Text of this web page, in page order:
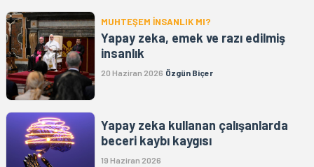
MUHTEŞEM İNSANLIK MI?
Yapay zeka, emek ve razı edilmiş
insanlık
20 Haziran 2026 Özgün Biçer
Yapay zeka kullanan çalışanlarda
beceri kaybı kaygısı
19 Haziran 2026